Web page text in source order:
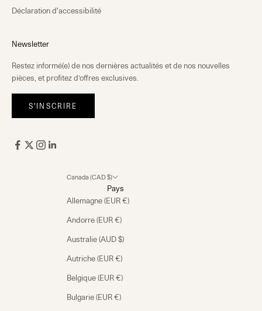
Déclaration d'accessibilité
Newsletter
Restez informé(e) de nos dernières actualités et de nos nouvelles
pièces, et profitez d’offres exclusives.
S'INSCRIRE
Canada (CAD $)
Pays
Allemagne (EUR €)
Andorre (EUR €)
Australie (AUD $)
Autriche (EUR €)
Belgique (EUR €)
Bulgarie (EUR €)